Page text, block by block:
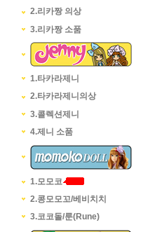
2.리카짱 의상
3.리카짱 소품
1.타카라제니
2.타카라제니의상
3.콜렉션제니
4.제니 소품
1.모모코
2.콩모모꼬/베비치치
3.코코돌/룬(Rune)